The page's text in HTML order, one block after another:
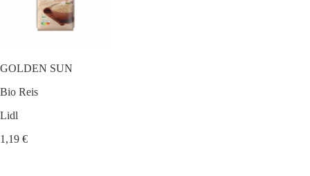
GOLDEN SUN
Bio Reis
Lidl
1,19 €